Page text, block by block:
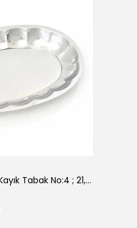
Abant Çelik Dilimli Kayık Tabak No:4 ; 21,5x30,5 cm.